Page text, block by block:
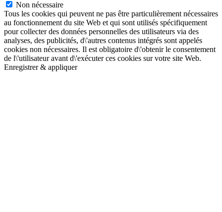
Non nécessaire
Tous les cookies qui peuvent ne pas être particulièrement nécessaires
au fonctionnement du site Web et qui sont utilisés spécifiquement
pour collecter des données personnelles des utilisateurs via des
analyses, des publicités, d\'autres contenus intégrés sont appelés
cookies non nécessaires. Il est obligatoire d\'obtenir le consentement
de l\'utilisateur avant d\'exécuter ces cookies sur votre site Web.
Enregistrer & appliquer